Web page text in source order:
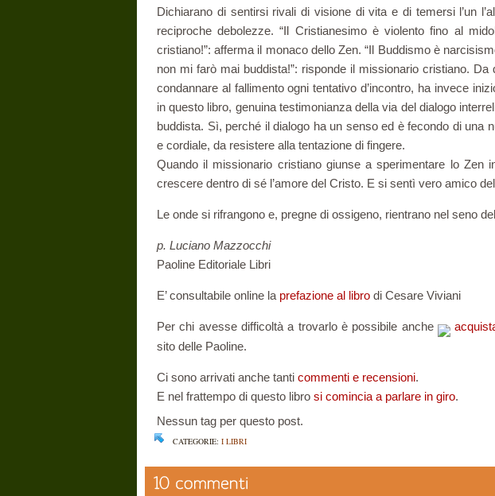
Dichiarano di sentirsi rivali di visione di vita e di temersi l’un
reciproche debolezze. “Il Cristianesimo è violento fino al
cristiano!”: afferma il monaco dello Zen. “Il Buddismo è
non mi farò mai buddista!”: risponde il missionario cristiano. Da
condannare al fallimento ogni tentativo d’incontro, ha invece
in questo libro, genuina testimonianza della via del dialogo
buddista. Sì, perché il dialogo ha un senso ed è fecondo di una
e cordiale, da resistere alla tentazione di fingere.
Quando il missionario cristiano giunse a sperimentare lo Zen
crescere dentro di sé l’amore del Cristo. E si sentì vero amico
Le onde si rifrangono e, pregne di ossigeno, rientrano nel seno
p. Luciano Mazzocchi
Paoline Editoriale Libri
E’ consultabile online la prefazione al libro di Cesare Viviani
Per chi avesse difficoltà a trovarlo è possibile anche
sito delle Paoline.
Ci sono arrivati anche tanti commenti e recensioni.
E nel frattempo di questo libro si comincia a parlare in giro.
Nessun tag per questo post.
CATEGORIE: I LIBRI